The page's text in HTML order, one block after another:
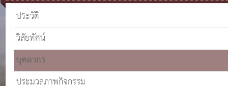
ประวัติ
วิสัยทัศน์
บุคลากร
ประมวลภาพกิจกรรม